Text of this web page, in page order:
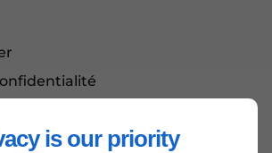
is our priority